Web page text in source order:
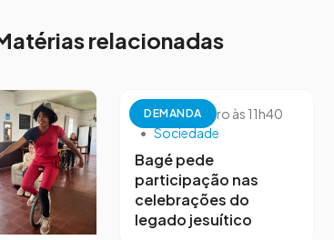
relacionadas
DEMANDA
26 de setembro às 11h40
• Sociedade
Bagé pede
participação nas
celebrações do
legado jesuítico